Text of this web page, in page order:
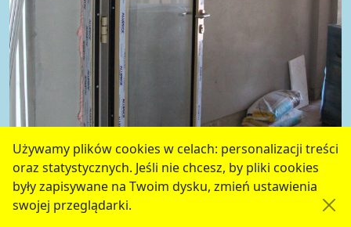
Używamy plików cookies w celach: personalizacji treści
oraz statystycznych. Jeśli nie chcesz, by pliki cookies
były zapisywane na Twoim dysku, zmień ustawienia
swojej przeglądarki.